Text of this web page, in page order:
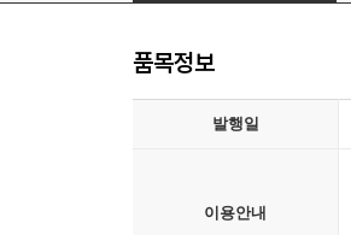
품목정보
발행일
이용안내